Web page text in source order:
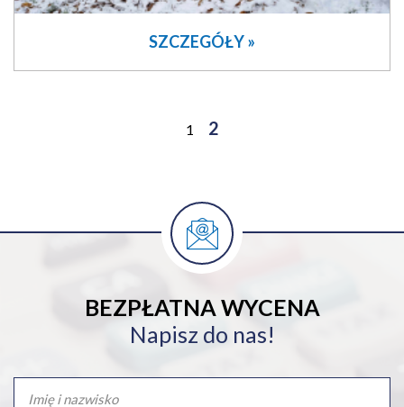
SZCZEGÓŁY »
1 2
BEZPŁATNA WYCENA
Napisz do nas!